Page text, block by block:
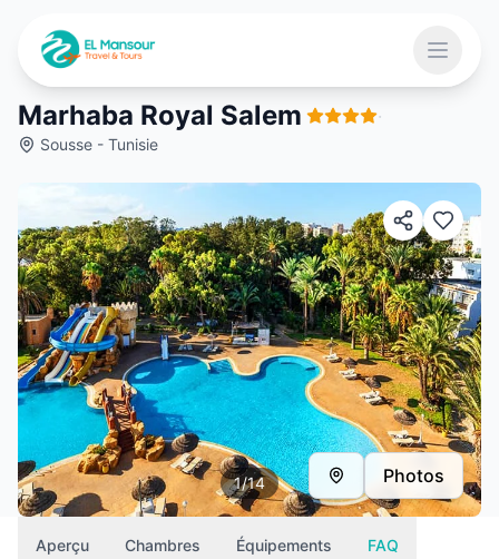
Ouvrir
Marhaba Royal Salem ·
Sousse - Tunisie
1/14 Photos
Aperçu Chambres Équipements FAQ